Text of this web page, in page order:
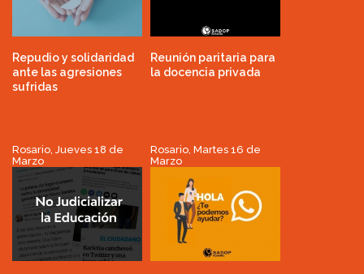
Repudio y solidaridad
ante las agresiones
sufridas
Reunión paritaria para
la docencia privada
Rosario, Jueves 18 de
Marzo
Rosario, Martes 16 de
Marzo